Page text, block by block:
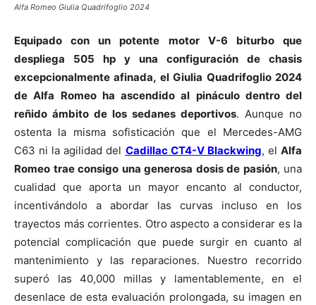
Alfa Romeo Giulia Quadrifoglio 2024
Equipado con un potente motor V-6 biturbo que
despliega 505 hp y una configuración de chasis
excepcionalmente afinada, el Giulia Quadrifoglio 2024
de Alfa Romeo ha ascendido al pináculo dentro del
reñido ámbito de los sedanes deportivos. Aunque no
ostenta la misma sofisticación que el Mercedes-AMG
C63 ni la agilidad del Cadillac CT4-V Blackwing, elAlfa
Romeo trae consigo una generosa dosis de pasión, una
cualidad que aporta un mayor encanto al conductor,
incentivándolo a abordar las curvas incluso en los
trayectos más corrientes. Otro aspecto a considerar es la
potencial complicación que puede surgir en cuanto al
mantenimiento y las reparaciones. Nuestro recorrido
superó las 40,000 millas y lamentablemente, en el
desenlace de esta evaluación prolongada, su imagen en